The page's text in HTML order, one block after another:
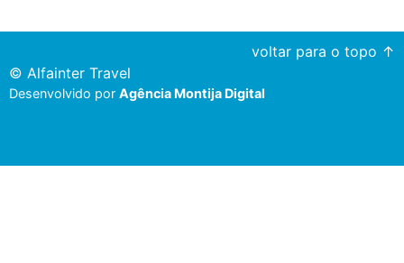
voltar para o topo ↑
© Alfainter Travel
Desenvolvido por Agência Montija Digital